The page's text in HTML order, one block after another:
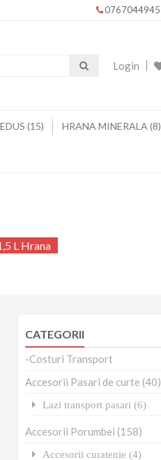
0767044945
Login
(15) HRANA MINERALA (8)
L Hrana
CATEGORII
-Costuri Transport
Accesorii Pasari de curte (40)
Lazi transport pasari (6)
Accesorii Porumbei (158)
Accesorii curatenie (4)